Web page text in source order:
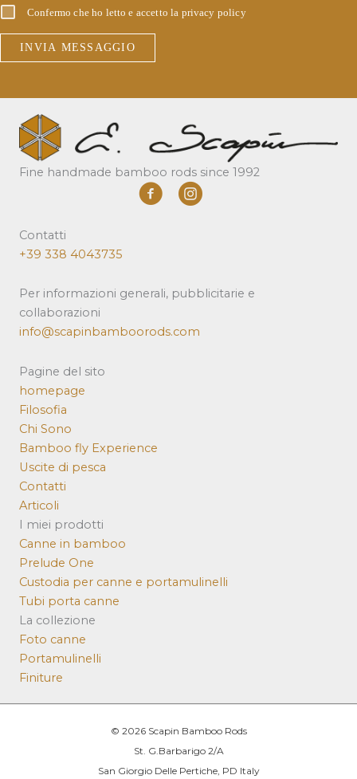
Confermo che ho letto e accetto la privacy policy
INVIA MESSAGGIO
Fine handmade bamboo rods since 1992
Contatti
+39 338 4043735
Per informazioni generali, pubblicitarie e
collaborazioni
info@scapinbamboorods.com
Pagine del sito
homepage
Filosofia
Chi Sono
Bamboo fly Experience
Uscite di pesca
Contatti
Articoli
I miei prodotti
Canne in bamboo
Prelude One
Custodia per canne e portamulinelli
Tubi porta canne
La collezione
Foto canne
Portamulinelli
Finiture
© 2026 Scapin Bamboo Rods
St. G.Barbarigo 2/A
San Giorgio Delle Pertiche, PD Italy